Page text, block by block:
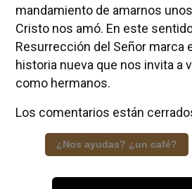
mandamiento de amarnos
Cristo nos amó. En este
Resurrección del Señor marca
historia nueva que nos invita a
como hermanos.
Los comentarios están
¿Nos ayudas? ¿un café?